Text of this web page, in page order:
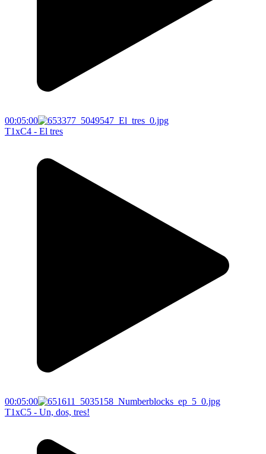
00:05:00
T1xC4 - El tres
00:05:00
T1xC5 - Un, dos, tres!